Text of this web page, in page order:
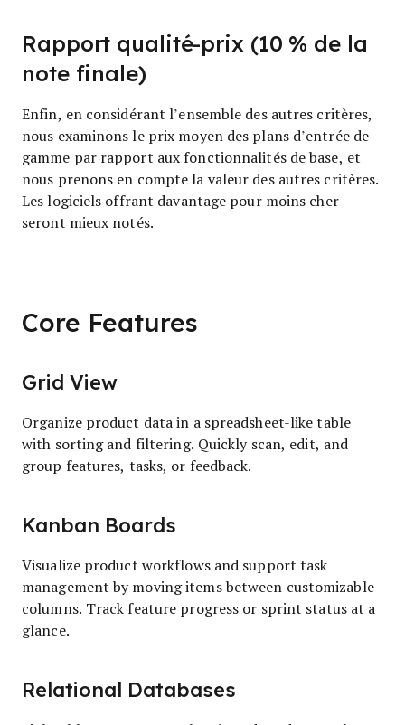
Rapport qualité-prix (10 % de la
note finale)
Enfin, en considérant l’ensemble des autres critères,
nous examinons le prix moyen des plans d’entrée de
gamme par rapport aux fonctionnalités de base, et
nous prenons en compte la valeur des autres critères.
Les logiciels offrant davantage pour moins cher
seront mieux notés.
Core Features
Grid View
Organize product data in a spreadsheet-like table
with sorting and filtering. Quickly scan, edit, and
group features, tasks, or feedback.
Kanban Boards
Visualize product workflows and support task
management by moving items between customizable
columns. Track feature progress or sprint status at a
glance.
Relational Databases